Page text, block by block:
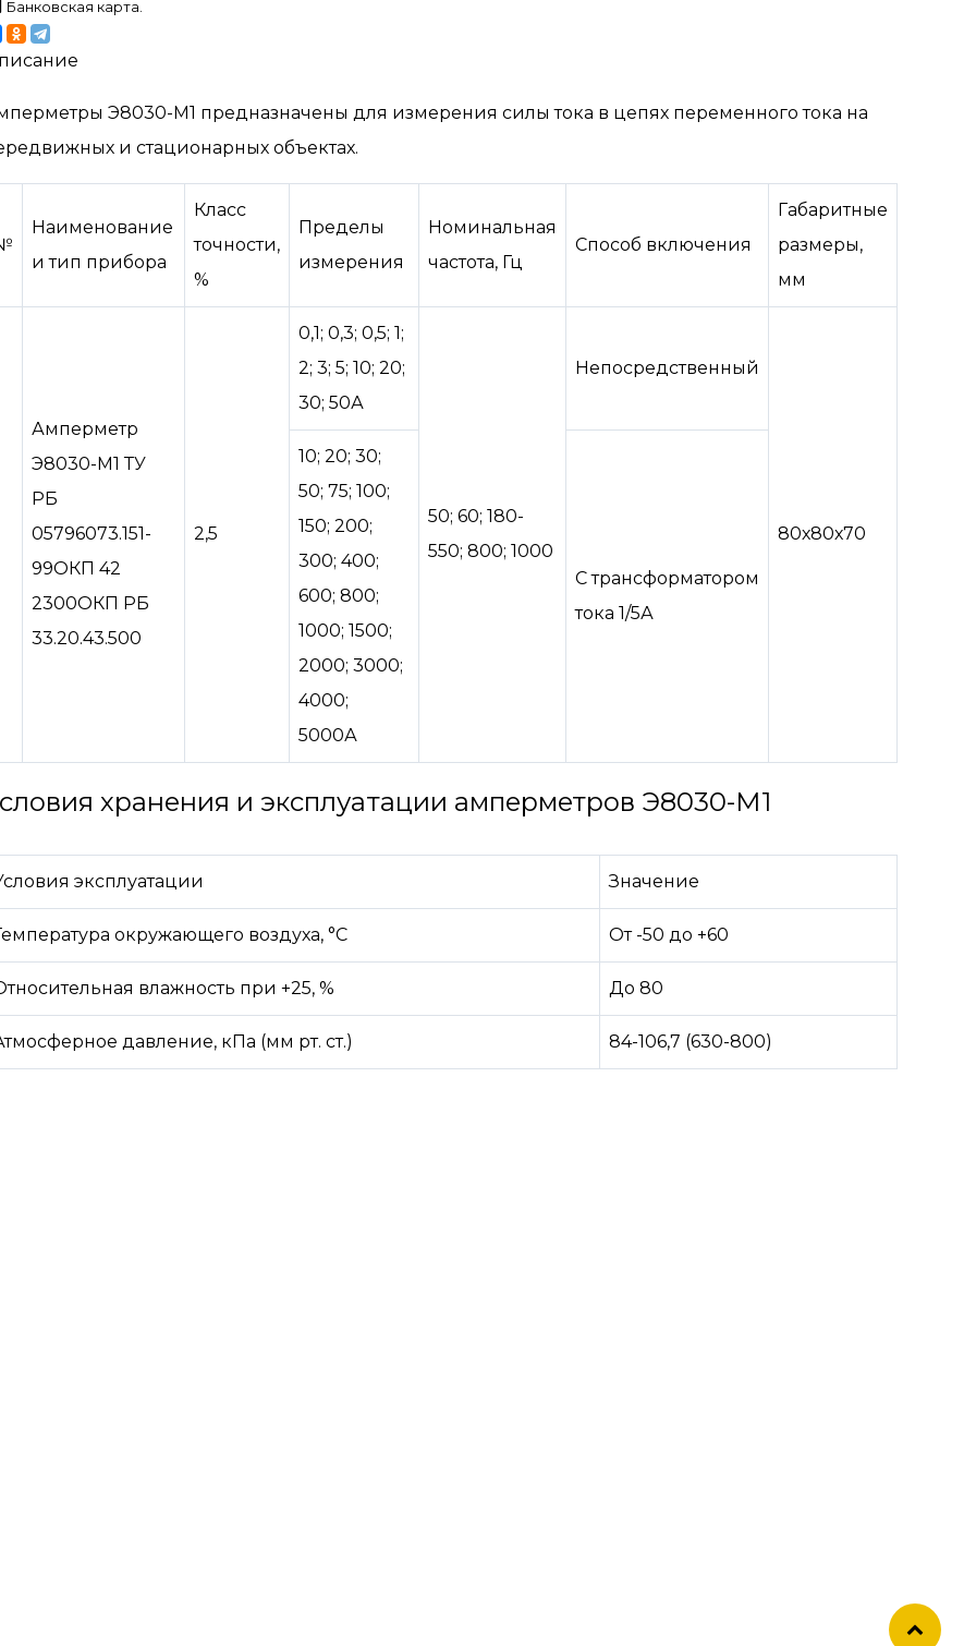
Банковская карта.
Э8030-М1 предназначены для измерения силы тока в цепях переменного тока на
и стационарных объектах.
Наименование
и тип прибора
Класс
точности,
%
Пределы
измерения
Номинальная
частота, Гц
Способ включения
Габаритные
размеры,
мм
Амперметр
Э8030-М1 ТУ
РБ
05796073.151-
99ОКП 42
2300ОКП РБ
33.20.43.500
2,5
0,1; 0,3; 0,5; 1;
2; 3; 5; 10; 20;
30; 50А
50; 60; 180-
550; 800; 1000
Непосредственный
80х80х70
10; 20; 30;
50; 75; 100;
150; 200;
300; 400;
600; 800;
1000; 1500;
2000; 3000;
4000;
5000А
С трансформатором
тока 1/5А
хранения и эксплуатации амперметров Э8030-М1
эксплуатации Значение
окружающего воздуха, °C От -50 до +60
влажность при +25, % До 80
давление, кПа (мм рт. ст.) 84-106,7 (630-800)